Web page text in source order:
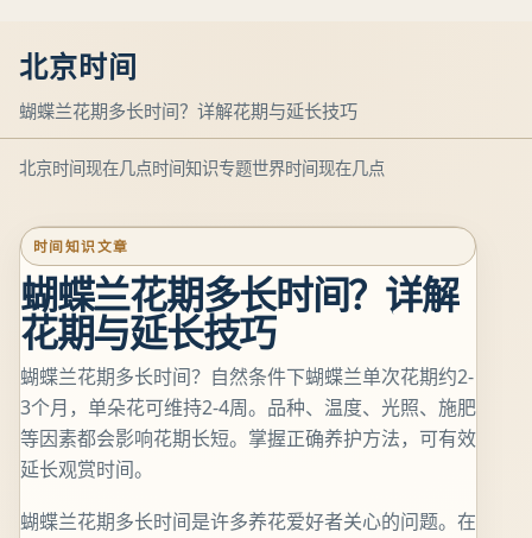
北京时间
蝴蝶兰花期多长时间？详解花期与延长技巧
北京时间现在几点时间知识专题世界时间现在几点
时间知识文章
蝴蝶兰花期多长时间？详解
花期与延长技巧
蝴蝶兰花期多长时间？自然条件下蝴蝶兰单次花期约2-
3个月，单朵花可维持2-4周。品种、温度、光照、施肥
等因素都会影响花期长短。掌握正确养护方法，可有效
延长观赏时间。
蝴蝶兰花期多长时间是许多养花爱好者关心的问题。在